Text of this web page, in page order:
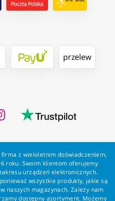
przelew
z wieloletnim doświadczeniem,
roku. Swoim klientom oferujemy
urządzeń elektronicznych.
wszystkie produkty, jakie są
naszych magazynach. Zależy nam
dostępny asortyment. Możemy